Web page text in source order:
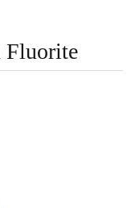
Fluorite